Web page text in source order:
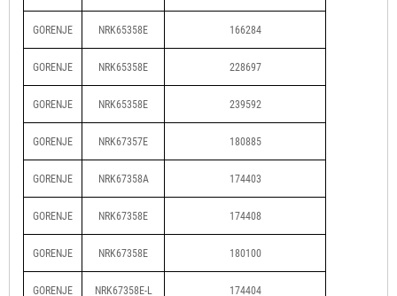
GORENJE NRK65358E 166284
GORENJE NRK65358E 228697
GORENJE NRK65358E 239592
GORENJE NRK67357E 180885
GORENJE NRK67358A 174403
GORENJE NRK67358E 174408
GORENJE NRK67358E 180100
GORENJE NRK67358E-L 174404